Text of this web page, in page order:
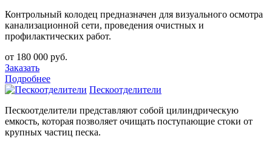
Контрольный колодец предназначен для визуального осмотра
канализационной сети, проведения очистных и
профилактических работ.
от 180 000 руб.
Заказать
Подробнее
Пескоотделители
Пескоотделители представляют собой цилиндрическую
емкость, которая позволяет очищать поступающие стоки от
крупных частиц песка.